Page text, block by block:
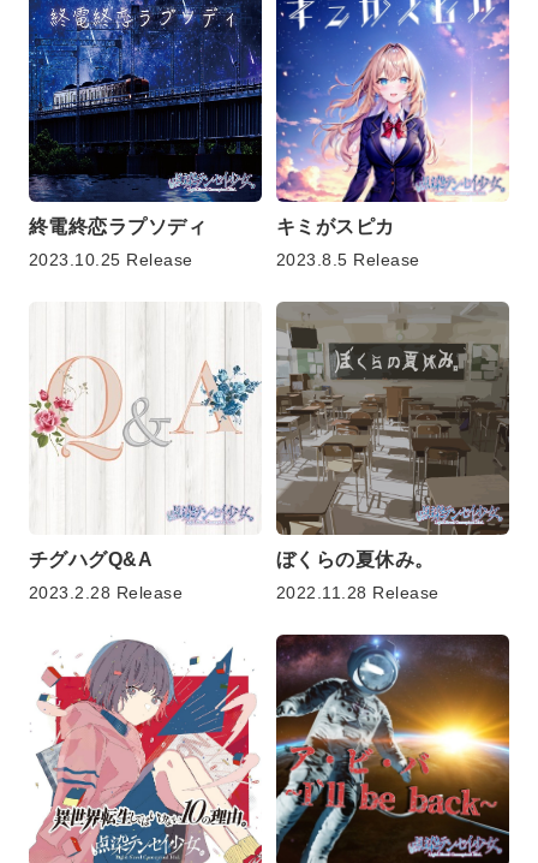
終電終恋ラプソディ
2023.10.25 Release
キミがスピカ
2023.8.5 Release
チグハグQ&A
2023.2.28 Release
ぼくらの夏休み。
2022.11.28 Release